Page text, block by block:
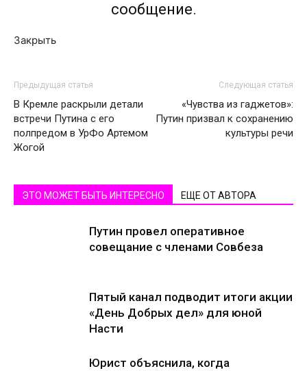
сообщение.
Закрыть
Предыдущая статья
В Кремле раскрыли детали
встречи Путина с его
полпредом в УрФо Артемом
Жогой
Следующая статья
«Чувства из гаджетов»:
Путин призвал к сохранению
культуры речи
ЭТО МОЖЕТ БЫТЬ ИНТЕРЕСНО ЕЩЕ ОТ АВТОРА
Путин провел оперативное
совещание с членами Совбеза
Пятый канал подводит итоги акции
«День Добрых дел» для юной
Насти
Юрист объяснила, когда